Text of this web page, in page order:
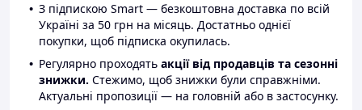
З підпискою Smart — безкоштовна доставка по всій
Україні за 50 грн на місяць. Достатньо однієї
покупки, щоб підписка окупилась.
Регулярно проходять акції від продавців та сезонні
знижки. Стежимо, щоб знижки були справжніми.
Актуальні пропозиції — на головній або в застосунку.